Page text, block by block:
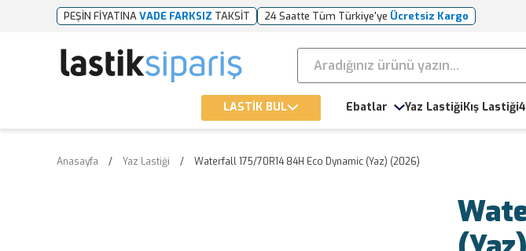
PEŞİN FİYATINAVADE FARKSIZ TAKSİT 24 Saatte Tüm Türkiye'ye Ücretsiz Kargo
LASTİK BUL Ebatlar Yaz LastiğiKış Lastiği
Anasayfa Yaz Lastiği Waterfall 175/70R14 84H Eco Dynamic (Yaz) (2026)